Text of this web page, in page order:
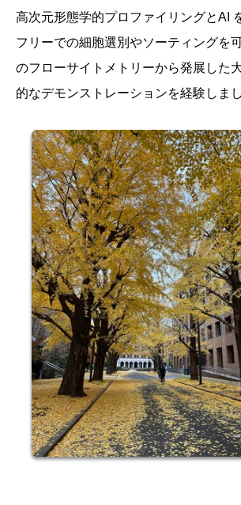
高次元形態学的プロファイリングとAI
フリーでの細胞選別やソーティングを
のフローサイトメトリーから発展した
的なデモンストレーションを経験しまし